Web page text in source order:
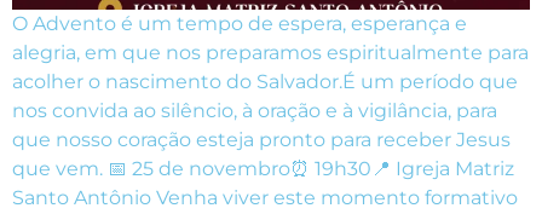
O Advento é um tempo de espera, esperança e
alegria, em que nos preparamos espiritualmente para
acolher o nascimento do Salvador.É um período que
nos convida ao silêncio, à oração e à vigilância, para
que nosso coração esteja pronto para receber Jesus
que vem. 📅 25 de novembro⏰ 19h30📍 Igreja Matriz
Santo Antônio Venha viver este momento formativo